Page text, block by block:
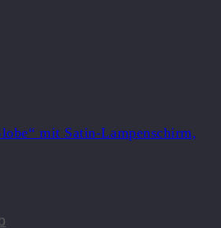
mit Satin-Lampenschirm,